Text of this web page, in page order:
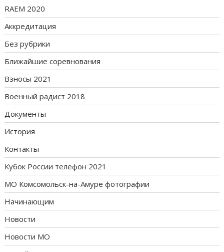
RAEM 2020
Аккредитация
Без рубрики
Ближайшие соревнования
Взносы 2021
Военный радист 2018
Документы
История
Контакты
Кубок России телефон 2021
МО Комсомольск-на-Амуре фотографии
Начинающим
Новости
Новости МО